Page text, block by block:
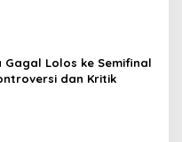
Gagal Lolos ke Semifinal
dan Kritik